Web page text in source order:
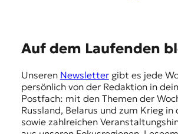
Auf dem Laufenden
Unseren Newslettergibt es jede
persönlich von der Redaktion in
Postfach: mit den Themen der
Russland, Belarus und zum Krieg in
sowie zahlreichen